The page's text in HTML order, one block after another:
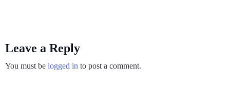
Leave a Reply
You must be logged in to post a comment.